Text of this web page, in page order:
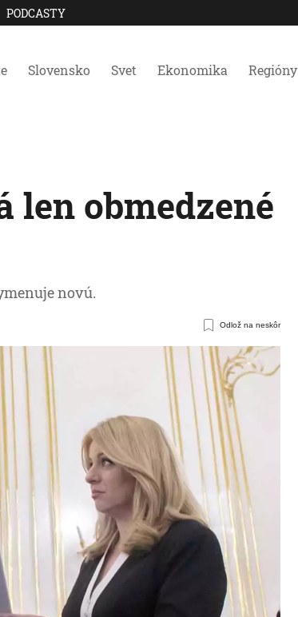
PODCASTY
Slovensko Svet Ekonomika Regióny
len obmedzené
novú.
Odlož na neskôr